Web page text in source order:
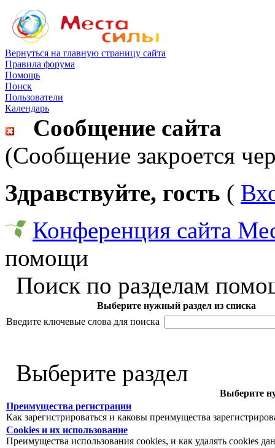
Вернуться на главную страницу сайта
Правила форума
Помощь
Поиск
Пользователи
Календарь
Сообщение сайта
(Сообщение закроется
Здравствуйте, гость (
Конференция сайта
помощи
Поиск по разделам
Выберите нужный раздел из списка
Введите ключевые слова для поиска
Выберите раздел
Выберите
Преимущества регистрации
Как зарегистрироваться и каковы преимущества
Cookies и их использование
Преимущества использования cookies, и как удалять cookies